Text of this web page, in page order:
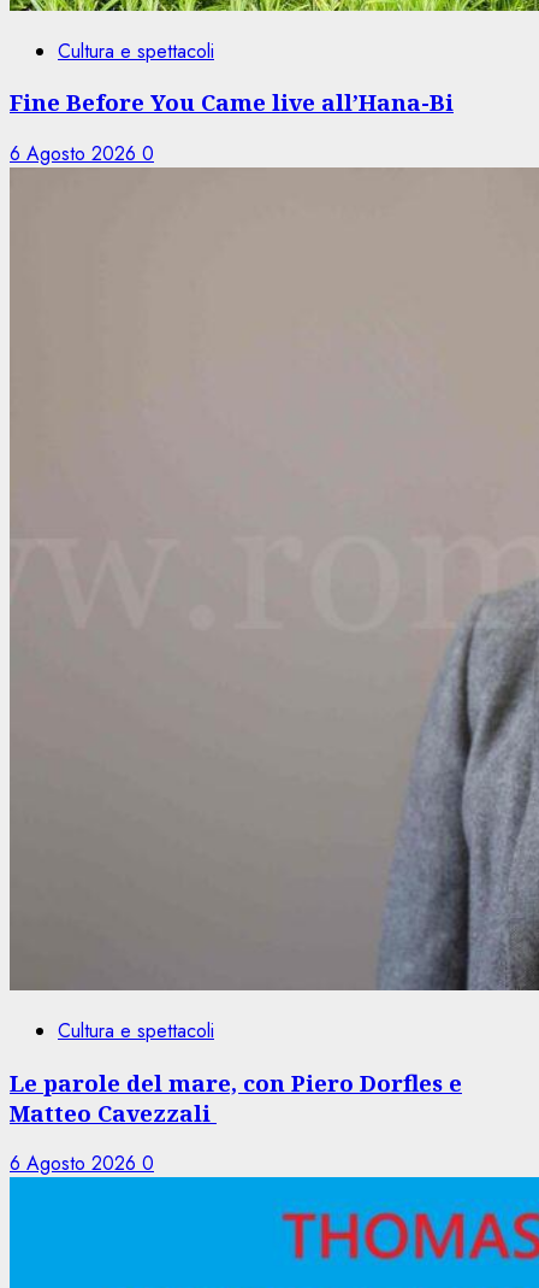
Cultura e spettacoli
Fine Before You Came live all’Hana-Bi
6 Agosto 2026 0
Cultura e spettacoli
Le parole del mare, con Piero Dorfles e
Matteo Cavezzali
6 Agosto 2026 0